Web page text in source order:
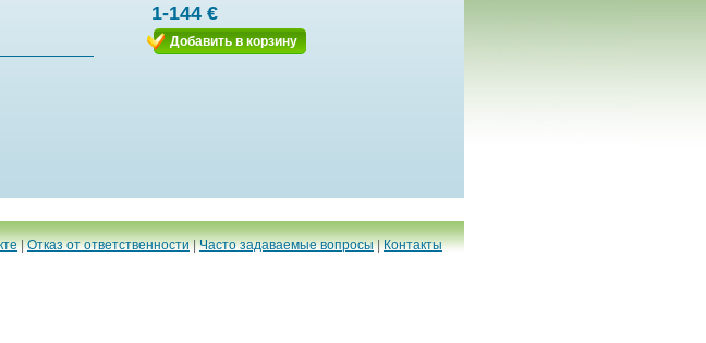
1-144 €
Добавить в корзину
|Отказ от ответственности|Часто задаваемые вопросы|Контакты